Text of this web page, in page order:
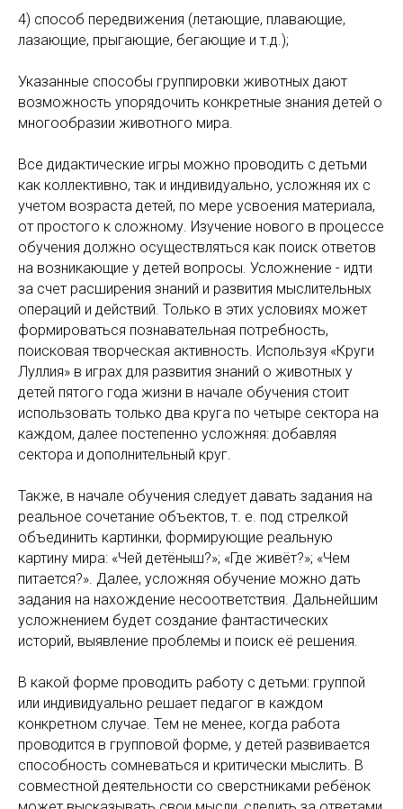
4) способ передвижения (летающие, плавающие,
лазающие, прыгающие, бегающие и т.д.);
Указанные способы группировки животных дают
возможность упорядочить конкретные знания детей о
многообразии животного мира.
Все дидактические игры можно проводить с детьми
как коллективно, так и индивидуально, усложняя их с
учетом возраста детей, по мере усвоения материала,
от простого к сложному. Изучение нового в процессе
обучения должно осуществляться как поиск ответов
на возникающие у детей вопросы. Усложнение - идти
за счет расширения знаний и развития мыслительных
операций и действий. Только в этих условиях может
формироваться познавательная потребность,
поисковая творческая активность. Используя «Круги
Луллия» в играх для развития знаний о животных у
детей пятого года жизни в начале обучения стоит
использовать только два круга по четыре сектора на
каждом, далее постепенно усложняя: добавляя
сектора и дополнительный круг.
Также, в начале обучения следует давать задания на
реальное сочетание объектов, т. е. под стрелкой
объединить картинки, формирующие реальную
картину мира: «Чей детёныш?»; «Где живёт?»; «Чем
питается?». Далее, усложняя обучение можно дать
задания на нахождение несоответствия. Дальнейшим
усложнением будет создание фантастических
историй, выявление проблемы и поиск её решения.
В какой форме проводить работу с детьми: группой
или индивидуально решает педагог в каждом
конкретном случае. Тем не менее, когда работа
проводится в групповой форме, у детей развивается
способность сомневаться и критически мыслить. В
совместной деятельности со сверстниками ребёнок